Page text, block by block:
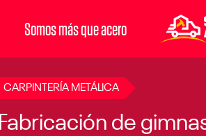
Somos más que acero
CARPINTERÍA METÁLICA
Fabricación de